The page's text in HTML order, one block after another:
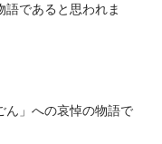
であると思われま
ん」への哀悼の物語で